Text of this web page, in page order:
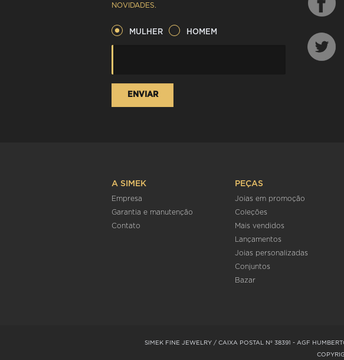
NOVIDADES.
MULHER HOMEM
A SIMEK
Empresa
Garantia e manutenção
Contato
PEÇAS
Joias em promoção
Coleções
Mais vendidos
Lançamentos
Joias personalizadas
Conjuntos
Bazar
SIMEK FINE JEWELRY / CAIXA POSTAL Nº 38391 - AGF